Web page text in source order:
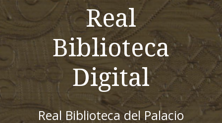
Real
Biblioteca
Digital
Real Biblioteca del Palacio